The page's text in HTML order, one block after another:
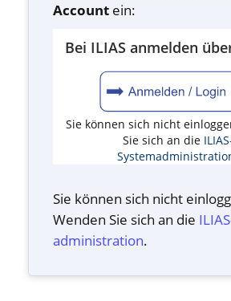
Account ein:
Bei ILIAS anmelden
Sie können sich nicht
Sie sich an die
Sie können sich nicht
Wenden Sie sich an die
administration.